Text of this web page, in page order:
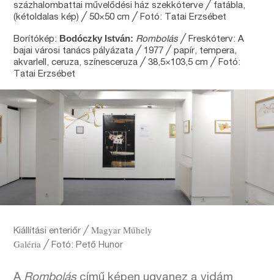
százhalombattai művelődési ház szekkóterve ╱ fatábla,
(kétoldalas kép) ╱ 50×50 cm ╱ Fotó: Tatai Erzsébet
Borítókép: Bodóczky István: Rombolás ╱ Freskóterv: A
bajai városi tanács pályázata ╱ 1977 ╱ papír, tempera,
akvarlell, ceruza, színesceruza ╱ 38,5×103,5 cm ╱ Fotó:
Tatai Erzsébet
Kiállítási enteriőr ╱ Magyar Műhely
Galéria ╱Fotó: Pető Hunor